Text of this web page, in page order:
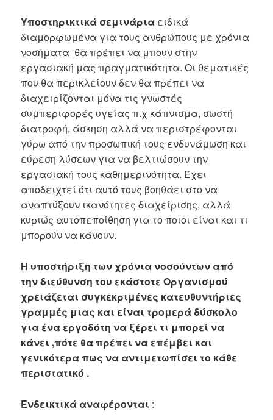
Υποστηρικτικά σεμινάρια ειδικά
διαμορφωμένα για τους ανθρώπους με χρόνια
νοσήματα θα πρέπει να μπουν στην
εργασιακή μας πραγματικότητα. Οι θεματικές
που θα περικλείουν δεν θα πρέπει να
διαχειρίζονται μόνα τις γνωστές
συμπεριφορές υγείας π.χ κάπνισμα, σωστή
διατροφή, άσκηση αλλά να περιστρέφονται
γύρω από την προσωπική τους ενδυνάμωση και
εύρεση λύσεων για να βελτιώσουν την
εργασιακή τους καθημερινότητα. Έχει
αποδειχτεί ότι αυτό τους βοηθάει στο να
αναπτύξουν ικανότητες διαχείρισης, αλλά
κυριώς αυτοπεποίθηση για το ποιοι είναι και τι
μπορούν να κάνουν.
Η υποστήριξη των χρόνια νοσούντων από
την διεύθυνση του εκάστοτε Οργανισμού
χρειάζεται συγκεκριμένες κατευθυντήριες
γραμμές μιας και είναι τρομερά δύσκολο
για ένα εργοδότη να ξέρει τι μπορεί να
κάνει ,πότε θα πρέπει να επέμβει και
γενικότερα πως να αντιμετωπίσει το κάθε
περιστατικό .
Ενδεικτικά αναφέρονται :